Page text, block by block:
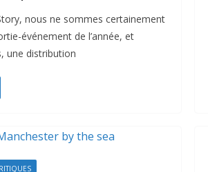
nous ne sommes certainement
événement de l’année, et
une distribution